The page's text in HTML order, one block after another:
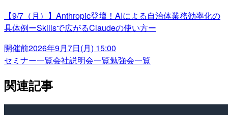
【9/7（月）】Anthropic登壇！AIによる自治体業務効率化の
具体例ーSkillsで広がるClaudeの使い方ー
開催前2026年9月7日(月) 15:00
セミナー一覧会社説明会一覧勉強会一覧
関連記事